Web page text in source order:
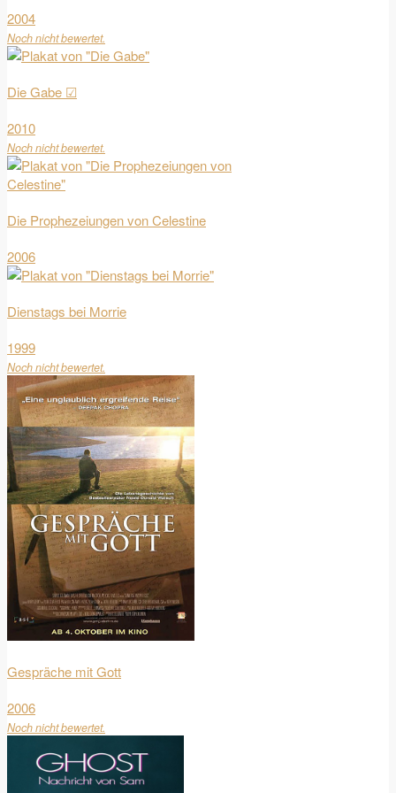
2004
Noch nicht bewertet.
Die Gabe ☑
2010
Noch nicht bewertet.
Die Prophezeiungen von Celestine
2006
Dienstags bei Morrie
1999
Noch nicht bewertet.
Gespräche mit Gott
2006
Noch nicht bewertet.